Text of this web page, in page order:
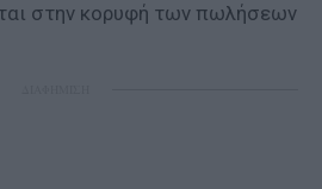
στην κορυφή των πωλήσεων